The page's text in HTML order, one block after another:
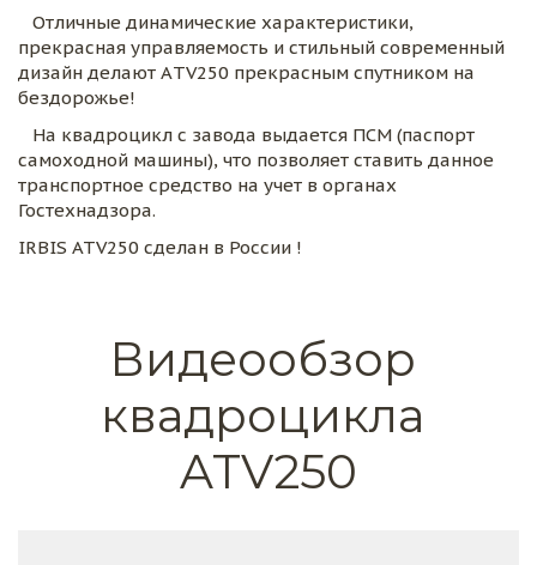
Отличные динамические характеристики,
прекрасная управляемость и стильный современный
дизайн делают АTV250 прекрасным спутником на
бездорожье!
На квадроцикл с завода выдается ПСМ (паспорт
самоходной машины), что позволяет ставить данное
транспортное средство на учет в органах
Гостехнадзора.
IRBIS ATV250 сделан в России !
Видеообзор
квадроцикла
ATV250